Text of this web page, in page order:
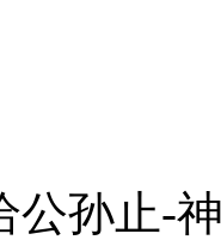
公孙止-